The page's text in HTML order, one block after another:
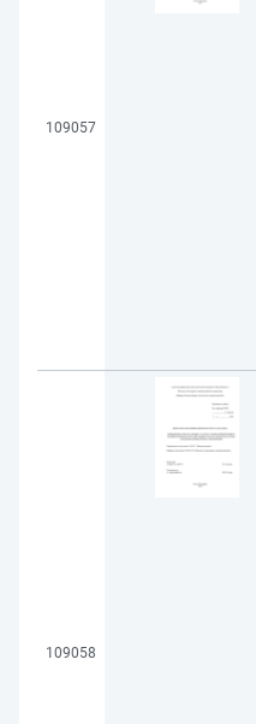
109057
109058